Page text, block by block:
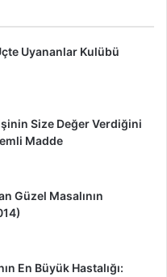
Uyananlar Kulübü
Size Değer Verdiğini
Madde
Güzel Masalının
En Büyük Hastalığı: